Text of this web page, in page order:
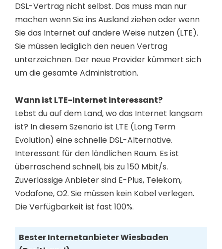
DSL-Vertrag nicht selbst. Das muss man nur
machen wenn Sie ins Ausland ziehen oder wenn
Sie das Internet auf andere Weise nutzen (LTE).
Sie müssen lediglich den neuen Vertrag
unterzeichnen. Der neue Provider kümmert sich
um die gesamte Administration.
Wann ist LTE-Internet interessant?
Lebst du auf dem Land, wo das Internet langsam
ist? In diesem Szenario ist LTE (Long Term
Evolution) eine schnelle DSL-Alternative.
Interessant für den ländlichen Raum. Es ist
überraschend schnell, bis zu 150 Mbit/s.
Zuverlässige Anbieter sind E-Plus, Telekom,
Vodafone, O2. Sie müssen kein Kabel verlegen.
Die Verfügbarkeit ist fast 100%.
Bester Internetanbieter Wiesbaden